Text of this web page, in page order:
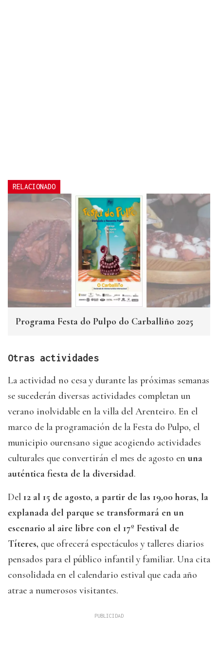
RELACIONADO
Programa Festa do Pulpo do Carballiño 2025
Otras actividades
La actividad no cesa y durante las próximas semanas
se sucederán diversas actividades completan un
verano inolvidable en la villa del Arenteiro. En el
marco de la programación de la Festa do Pulpo, el
municipio ourensano sigue acogiendo actividades
culturales que convertirán el mes de agosto en una
auténtica fiesta de la diversidad.
Del 12 al 15 de agosto, a partir de las 19,00 horas, la
explanada del parque se transformará en un
escenario al aire libre con el 17º Festival de
Títeres, que ofrecerá espectáculos y talleres diarios
pensados para el público infantil y familiar. Una cita
consolidada en el calendario estival que cada año
atrae a numerosos visitantes.